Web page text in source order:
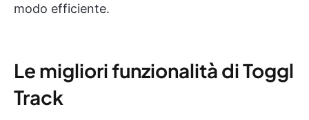
modo efficiente.
Le migliori funzionalità di Toggl
Track